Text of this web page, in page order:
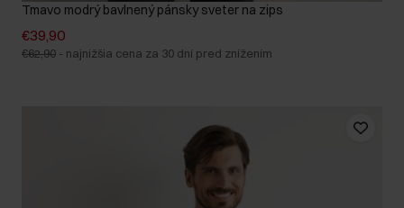
Tmavo modrý bavlnený pánsky sveter na zips
€39,90
€62,90 - najnižšia cena za 30 dní pred znížením